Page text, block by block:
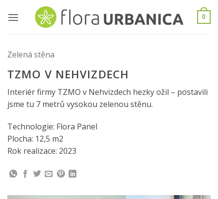
0
Zelená stěna
TZMO V NEHVIZDECH
Interiér firmy TZMO v Nehvizdech hezky ožil – postavili
jsme tu 7 metrů vysokou zelenou stěnu.
Technologie: Flora Panel
Plocha: 12,5 m2
Rok realizace: 2023